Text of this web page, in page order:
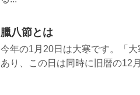
臘八節とは
今年の1月20日は大寒です。「
あり、この日は同時に旧暦の12